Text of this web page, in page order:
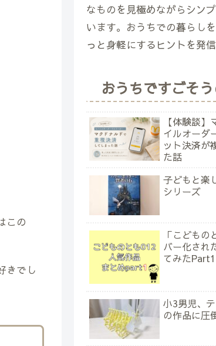
この
きでし
なものを見極めながらシン
います。おうちでの暮らし
っと身軽にするヒントを発信
おうちですごそ
【体験談
イルオーダ
ット決済が
た話
子どもと楽
シリーズ
「こどもの
バー化され
てみたPart1
小3男児、
の作品に圧